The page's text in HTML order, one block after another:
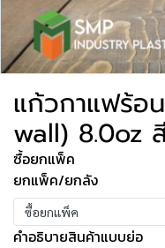
แก้วกาแฟร้อ
wall) 8.0oz
ซื้อยกแพ็ค
ยกแพ็ค/ยกลัง
ซื้อยกแพ็ค
คำอธิบายสินค้าแบบย่อ